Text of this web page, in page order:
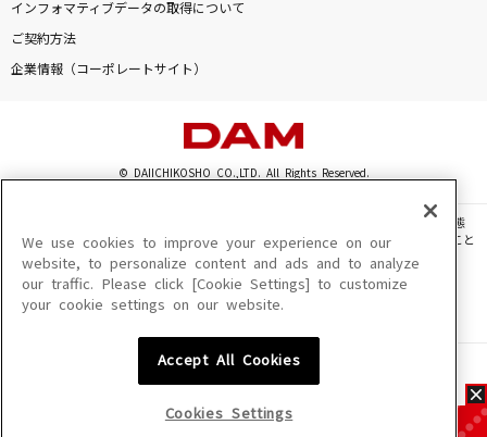
インフォマティブデータの取得について
ご契約方法
企業情報（コーポレートサイト）
© DAIICHIKOSHO CO.,LTD. All Rights Reserved.
このサイトに掲載されている一切の文章・画像・写真・動画・音声等を、手段や形態
を問わず、著作権法の定める範囲を超えて無断で複製、転載、ファイル化などすること
を禁じます。
楽曲及びコンテンツは、機種によりご利用いただけない場合があります。
楽曲及びコンテンツの配信日、配信内容が変更になる場合があります。
We use cookies to improve your experience on our
website, to personalize content and ads and to analyze
our traffic. Please click [Cookie Settings] to customize
your cookie settings on our website.
Accept All Cookies
Cookies Settings